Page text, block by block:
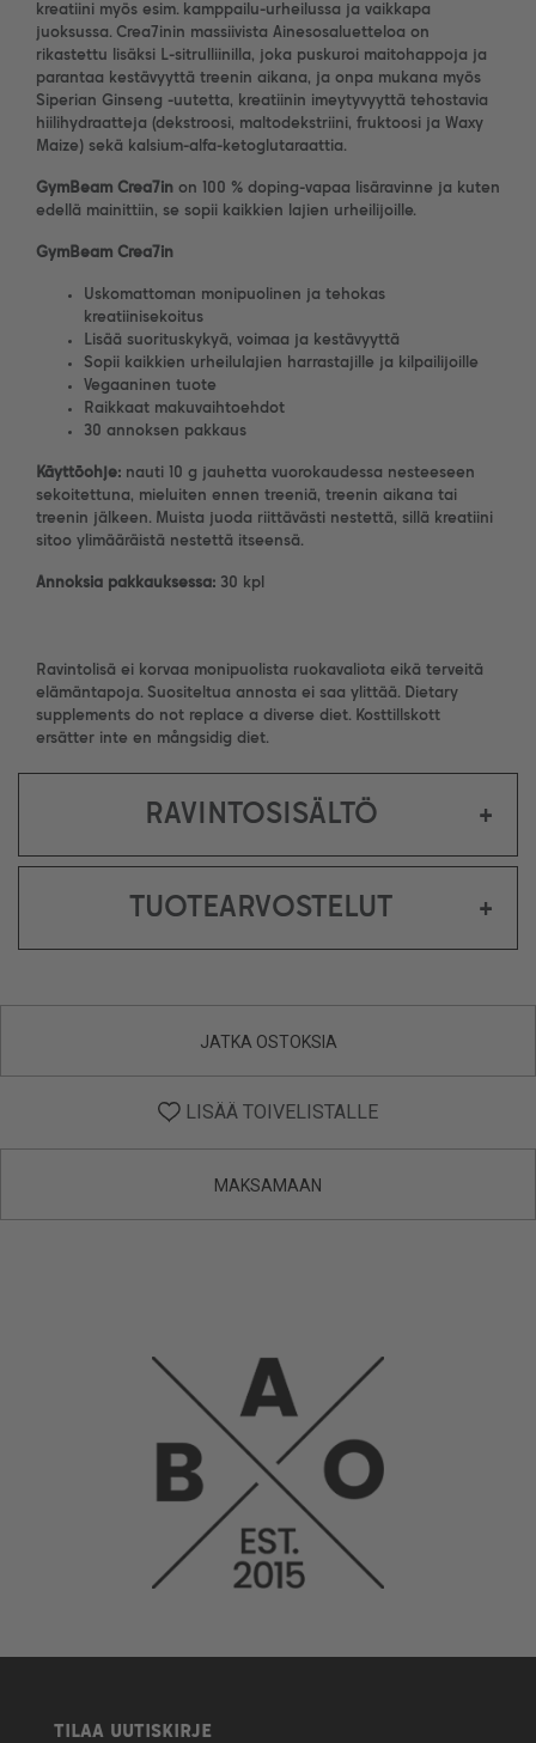
kreatiini myös esim. kamppailu-urheilussa ja vaikkapa
juoksussa. Crea7inin massiivista Ainesosaluetteloa on
rikastettu lisäksi L-sitrulliinilla, joka puskuroi maitohappoja ja
parantaa kestävyyttä treenin aikana, ja onpa mukana myös
Siperian Ginseng -uutetta, kreatiinin imeytyvyyttä tehostavia
hiilihydraatteja (dekstroosi, maltodekstriini, fruktoosi ja Waxy
Maize) sekä kalsium-alfa-ketoglutaraattia.
GymBeam Crea7in on 100 % doping-vapaa lisäravinne ja kuten
edellä mainittiin, se sopii kaikkien lajien urheilijoille.
GymBeam Crea7in
Uskomattoman monipuolinen ja tehokas
kreatiinisekoitus
Lisää suorituskykyä, voimaa ja kestävyyttä
Sopii kaikkien urheilulajien harrastajille ja kilpailijoille
Vegaaninen tuote
Raikkaat makuvaihtoehdot
30 annoksen pakkaus
Käyttöohje: nauti 10 g jauhetta vuorokaudessa nesteeseen
sekoitettuna, mieluiten ennen treeniä, treenin aikana tai
treenin jälkeen. Muista juoda riittävästi nestettä, sillä kreatiini
sitoo ylimääräistä nestettä itseensä.
Annoksia pakkauksessa: 30 kpl
Ravintolisä ei korvaa monipuolista ruokavaliota eikä terveitä
elämäntapoja. Suositeltua annosta ei saa ylittää. Dietary
supplements do not replace a diverse diet. Kosttillskott
ersätter inte en mångsidig diet.
RAVINTOSISÄLTÖ +
TUOTEARVOSTELUT +
JATKA OSTOKSIA
LISÄÄ TOIVELISTALLE
MAKSAMAAN
TILAA UUTISKIRJE